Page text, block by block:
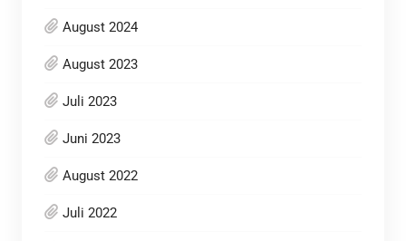
August 2024
August 2023
Juli 2023
Juni 2023
August 2022
Juli 2022